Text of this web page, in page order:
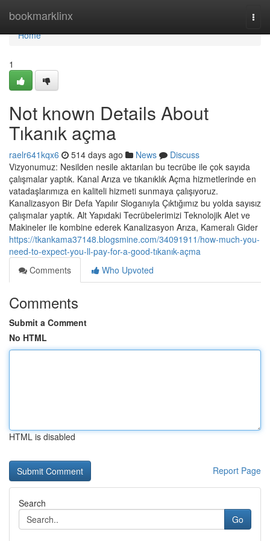
bookmarklinx
Home
Home
1
Not known Details About
Tıkanık açma
raelr641kqx6 514 days ago News
Discuss
Vizyonumuz: Nesilden nesile aktarılan bu tecrübe ile çok sayıda
çalışmalar yaptık. Kanal Arıza ve tıkanıklık Açma hizmetlerinde en
vatadaşlarımıza en kaliteli hizmeti sunmaya çalışıyoruz.
Kanalizasyon Bir Defa Yapılır Sloganıyla Çıktığımız bu yolda sayısız
çalışmalar yaptık. Alt Yapıdaki Tecrübelerimizi Teknolojik Alet ve
Makineler ile kombine ederek Kanalizasyon Arıza, Kameralı Gider
https://tkankama37148.blogsmine.com/34091911/how-much-you-
need-to-expect-you-ll-pay-for-a-good-tıkanık-açma
Comments
Who Upvoted
Comments
Submit a Comment
No HTML
HTML is disabled
Report Page
Search
Go